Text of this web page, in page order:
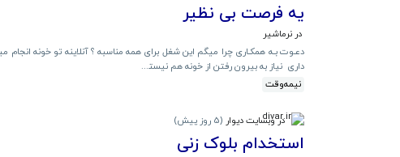
یه فرصت بی نظیر
در نرماشیر
دعـوت بـه همکـاری چرا میگم این شغل برای همه مناسبه ؟ آنلاینه تو خونه
داری ‍ نیاز به بیرون رفتن از خونه هم نیست‍...
نیمه‌وقت
در وبسایت دیوار (5 روز پیش )
استخدام بلوک زنی